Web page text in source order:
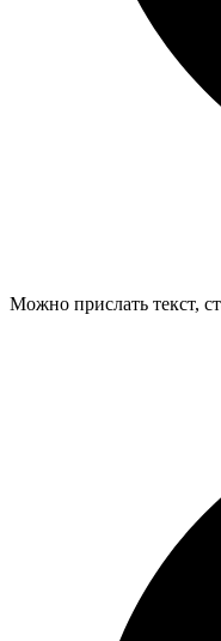
Можно прислать текст,